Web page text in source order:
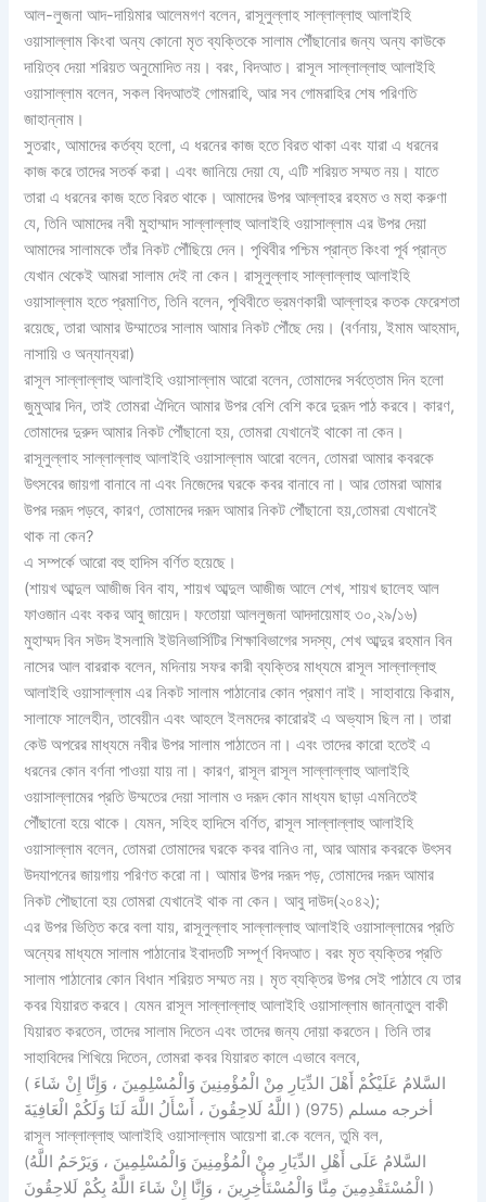
আল-লুজনা আদ-দায়িমার আলেমগণ বলেন, রাসূলুল্লাহ সাল্লাল্লাহু আলাইহি
ওয়াসাল্লাম কিংবা অন্য কোনো মৃত ব্যক্তিকে সালাম পৌঁছানোর জন্য অন্য কাউকে
দায়িত্ব দেয়া শরিয়ত অনুমোদিত নয়। বরং, বিদআত। রাসূল সাল্লাল্লাহু আলাইহি
ওয়াসাল্লাম বলেন, সকল বিদআতই গোমরাহি, আর সব গোমরাহির শেষ পরিণতি
জাহান্নাম।
সুতরাং, আমাদের কর্তব্য হলো, এ ধরনের কাজ হতে বিরত থাকা এবং যারা এ ধরনের
কাজ করে তাদের সতর্ক করা। এবং জানিয়ে দেয়া যে, এটি শরিয়ত সম্মত নয়। যাতে
তারা এ ধরনের কাজ হতে বিরত থাকে। আমাদের উপর আল্লাহর রহমত ও মহা করুণা
যে, তিনি আমাদের নবী মুহাম্মাদ সাল্লাল্লাহু আলাইহি ওয়াসাল্লাম এর উপর দেয়া
আমাদের সালামকে তাঁর নিকট পৌঁছিয়ে দেন। পৃথিবীর পশ্চিম প্রান্ত কিংবা পূর্ব প্রান্ত
যেখান থেকেই আমরা সালাম দেই না কেন। রাসূলুল্লাহ সাল্লাল্লাহু আলাইহি
ওয়াসাল্লাম হতে প্রমাণিত, তিনি বলেন, পৃথিবীতে ভ্রমণকারী আল্লাহর কতক ফেরেশতা
রয়েছে, তারা আমার উম্মাতের সালাম আমার নিকট পৌঁছে দেয়। (বর্ণনায়, ইমাম আহমাদ,
নাসায়ি ও অন্যান্যরা)
রাসূল সাল্লাল্লাহু আলাইহি ওয়াসাল্লাম আরো বলেন, তোমাদের সর্বত্তোম দিন হলো
জুমুআর দিন, তাই তোমরা ঐদিনে আমার উপর বেশি বেশি করে দুরূদ পাঠ করবে। কারণ,
তোমাদের দুরুদ আমার নিকট পৌঁছানো হয়, তোমরা যেখানেই থাকো না কেন।
রাসূলুল্লাহ সাল্লাল্লাহু আলাইহি ওয়াসাল্লাম আরো বলেন, তোমরা আমার কবরকে
উৎসবের জায়গা বানাবে না এবং নিজেদের ঘরকে কবর বানাবে না। আর তোমরা আমার
উপর দরূদ পড়বে, কারণ, তোমাদের দরূদ আমার নিকট পৌঁছানো হয়,তোমরা যেখানেই
থাক না কেন?
এ সম্পর্কে আরো বহু হাদিস বর্ণিত হয়েছে।
(শায়খ আব্দুল আজীজ বিন বায, শায়খ আব্দুল আজীজ আলে শেখ, শায়খ ছালেহ আল
ফাওজান এবং বকর আবু জায়েদ। ফতোয়া আললুজনা আদদায়েমাহ ৩০,২৯/১৬)
মুহাম্মদ বিন সউদ ইসলামি ইউনিভার্সিটির শিক্ষাবিভাগের সদস্য, শেখ আব্দুর রহমান বিন
নাসের আল বাররাক বলেন, মদিনায় সফর কারী ব্যক্তির মাধ্যমে রাসূল সাল্লাল্লাহু
আলাইহি ওয়াসাল্লাম এর নিকট সালাম পাঠানোর কোন প্রমাণ নাই। সাহাবায়ে কিরাম,
সালাফে সালেহীন, তাবেয়ীন এবং আহলে ইলমদের কারোরই এ অভ্যাস ছিল না। তারা
কেউ অপরের মাধ্যমে নবীর উপর সালাম পাঠাতেন না। এবং তাদের কারো হতেই এ
ধরনের কোন বর্ণনা পাওয়া যায় না। কারণ, রাসূল রাসূল সাল্লাল্লাহু আলাইহি
ওয়াসাল্লামের প্রতি উম্মতের দেয়া সালাম ও দরূদ কোন মাধ্যম ছাড়া এমনিতেই
পৌঁছানো হয়ে থাকে। যেমন, সহিহ হাদিসে বর্ণিত, রাসূল সাল্লাল্লাহু আলাইহি
ওয়াসাল্লাম বলেন, তোমরা তোমাদের ঘরকে কবর বানিও না, আর আমার কবরকে উৎসব
উদযাপনের জায়গায় পরিণত করো না। আমার উপর দরূদ পড়, তোমাদের দরূদ আমার
নিকট পৌছানো হয় তোমরা যেখানেই থাক না কেন। আবু দাউদ(২০৪২);
এর উপর ভিত্তি করে বলা যায়, রাসূলুল্লাহ সাল্লাল্লাহু আলাইহি ওয়াসাল্লামের প্রতি
অন্যের মাধ্যমে সালাম পাঠানোর ইবাদতটি সম্পূর্ণ বিদআত। বরং মৃত ব্যক্তির প্রতি
সালাম পাঠানোর কোন বিধান শরিয়ত সম্মত নয়। মৃত ব্যক্তির উপর সেই পাঠাবে যে তার
কবর যিয়ারত করবে। যেমন রাসূল সাল্লাল্লাহু আলাইহি ওয়াসাল্লাম জান্নাতুল বাকী
যিয়ারত করতেন, তাদের সালাম দিতেন এবং তাদের জন্য দোয়া করতেন। তিনি তার
সাহাবিদের শিখিয়ে দিতেন, তোমরা কবর যিয়ারত কালে এভাবে বলবে,
( السَّلامُ عَلَيْكُمْ أَهْلَ الدِّيَارِ مِنْ الْمُؤْمِنِينَ وَالْمُسْلِمِينَ ، وَإِنَّا إِنْ شَاءَ
اللَّهُ لَلاحِقُونَ ، أَسْأَلُ اللَّهَ لَنَا وَلَكُمْ الْعَافِيَةَ ) أخرجه مسلم (975)
রাসূল সাল্লাল্লাহু আলাইহি ওয়াসাল্লাম আয়েশা রা.কে বলেন, তুমি বল,
(السَّلامُ عَلَى أَهْلِ الدِّيَارِ مِنْ الْمُؤْمِنِينَ وَالْمُسْلِمِينَ ، وَيَرْحَمُ اللَّهُ
الْمُسْتَقْدِمِينَ مِنَّا وَالْمُسْتَأْخِرِينَ ، وَإِنَّا إِنْ شَاءَ اللَّهُ بِكُمْ لَلاحِقُونَ )